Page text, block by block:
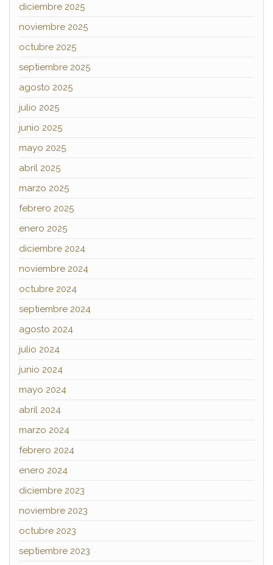
diciembre 2025
noviembre 2025
octubre 2025
septiembre 2025
agosto 2025
julio 2025
junio 2025
mayo 2025
abril 2025
marzo 2025
febrero 2025
enero 2025
diciembre 2024
noviembre 2024
octubre 2024
septiembre 2024
agosto 2024
julio 2024
junio 2024
mayo 2024
abril 2024
marzo 2024
febrero 2024
enero 2024
diciembre 2023
noviembre 2023
octubre 2023
septiembre 2023